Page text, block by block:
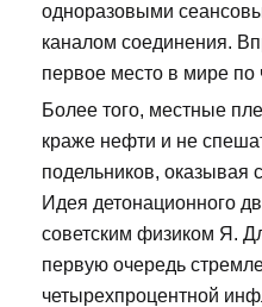
одноразовыми
каналом соединения.
первое место в мире по
Более того, местные
краже нефти и не
подельников, оказывая
Идея детонационного
советским физиком Я.
первую очередь
четырехпроцентной